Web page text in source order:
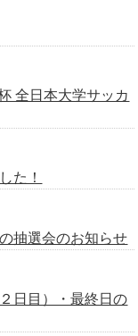
全日本大学サッカ
た！
抽選会のお知らせ
日目）・最終日の